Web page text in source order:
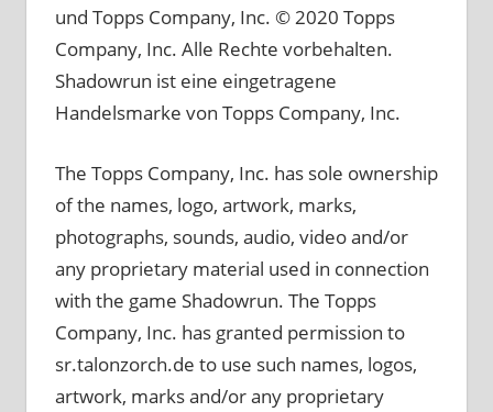
und Topps Company, Inc. © 2020 Topps
Company, Inc. Alle Rechte vorbehalten.
Shadowrun ist eine eingetragene
Handelsmarke von Topps Company, Inc.
The Topps Company, Inc. has sole ownership
of the names, logo, artwork, marks,
photographs, sounds, audio, video and/or
any proprietary material used in connection
with the game Shadowrun. The Topps
Company, Inc. has granted permission to
sr.talonzorch.de to use such names, logos,
artwork, marks and/or any proprietary